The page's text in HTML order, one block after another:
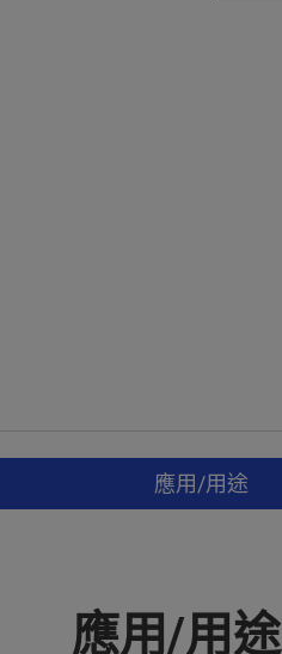
應用/用途
應用/用途